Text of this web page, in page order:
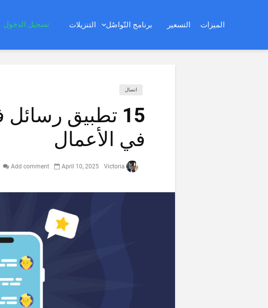
الميزات التسعير برنامج التّواصُل التنزيلات تسجيل الدخول
اتصال
15 تطبيق
في الأعمال
April 10, 2025
Add comment